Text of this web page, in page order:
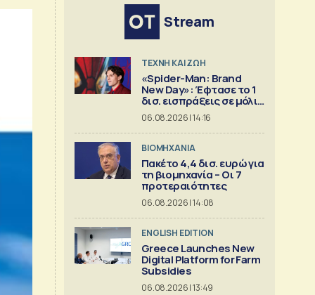
Stream
TΕΧΝΗ ΚΑΙ ΖΩΗ
«Spider-Man: Brand
New Day»: Έφτασε το 1
δισ. εισπράξεις σε μόλις
6 ημέρες
06.08.2026 | 14:16
ΒΙΟΜΗΧΑΝΙΑ
Πακέτο 4,4 δισ. ευρώ για
τη βιομηχανία – Οι 7
προτεραιότητες
06.08.2026 | 14:08
ENGLISH EDITION
Greece Launches New
Digital Platform for Farm
Subsidies
06.08.2026 | 13:49